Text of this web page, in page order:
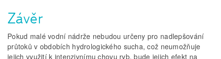
Závěr
Pokud malé vodní nádrže nebudou určeny pro nadlepšování
průtoků v obdobích hydrologického sucha, což neumožňuje
jejich využití k intenzivnímu chovu ryb, bude jejich efekt na